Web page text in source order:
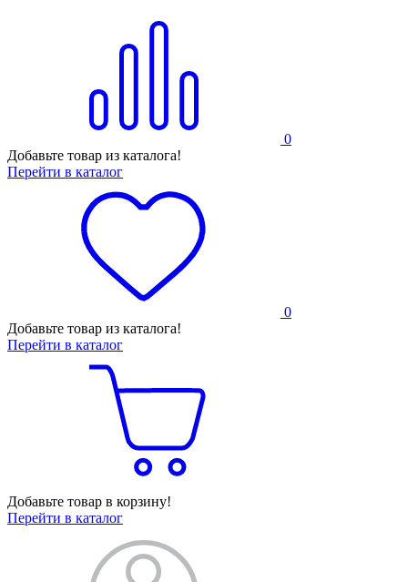
0
Добавьте товар из каталога!
Перейти в каталог
0
Добавьте товар из каталога!
Перейти в каталог
Добавьте товар в корзину!
Перейти в каталог